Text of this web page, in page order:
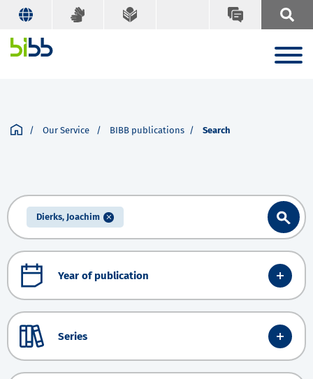
Our Service BIBB publications Search
Dierks, Joachim
Year of publication
Series